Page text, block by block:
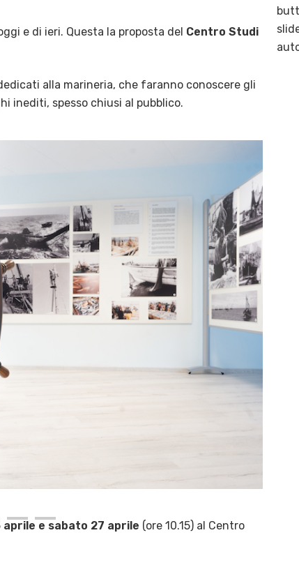
e di ieri. Questa la proposta del Centro Studi
alla marineria, che faranno conoscere gli
inediti, spesso chiusi al pubblico.
aprile e sabato 27 aprile (ore 10.15) al Centro